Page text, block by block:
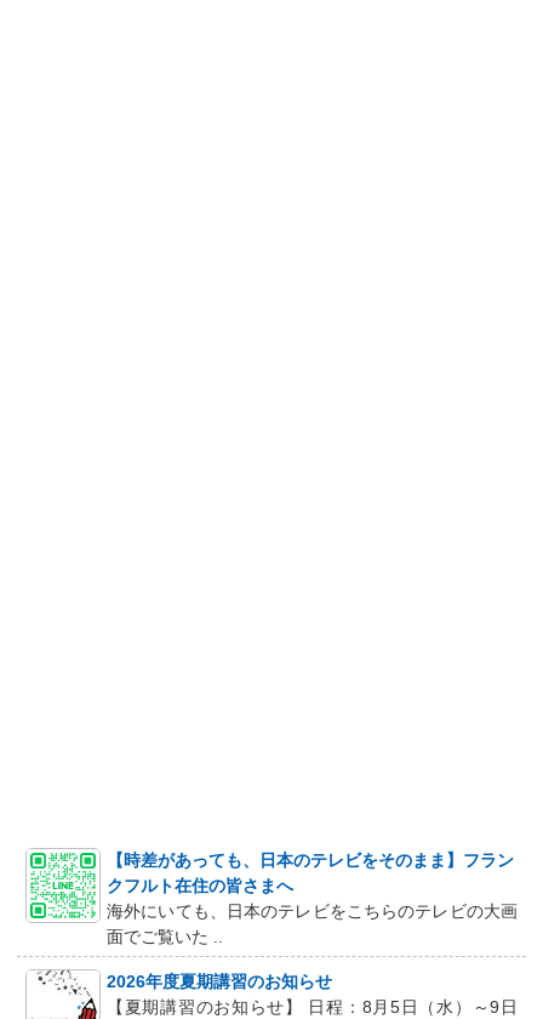
【時差があっても、日本のテレビをそのまま】フラン
クフルト在住の皆さまへ
海外にいても、日本のテレビをこちらのテレビの大画
面でご覧いた ..
2026年度夏期講習のお知らせ
【夏期講習のお知らせ】 日程：8月5日（水）～9日